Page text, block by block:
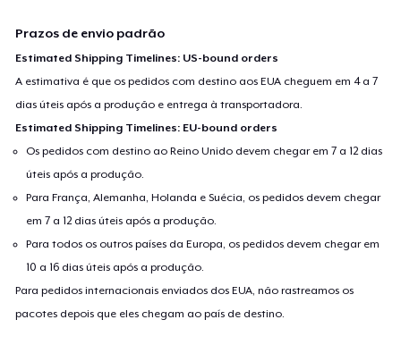
Prazos de envio padrão
Estimated Shipping Timelines: US-bound orders
A estimativa é que os pedidos com destino aos EUA cheguem em 4 a 7
dias úteis após a produção e entrega à transportadora.
Estimated Shipping Timelines: EU-bound orders
Os pedidos com destino ao Reino Unido devem chegar em 7 a 12 dias
úteis após a produção.
Para França, Alemanha, Holanda e Suécia, os pedidos devem chegar
em 7 a 12 dias úteis após a produção.
Para todos os outros países da Europa, os pedidos devem chegar em
10 a 16 dias úteis após a produção.
Para pedidos internacionais enviados dos EUA, não rastreamos os
pacotes depois que eles chegam ao país de destino.